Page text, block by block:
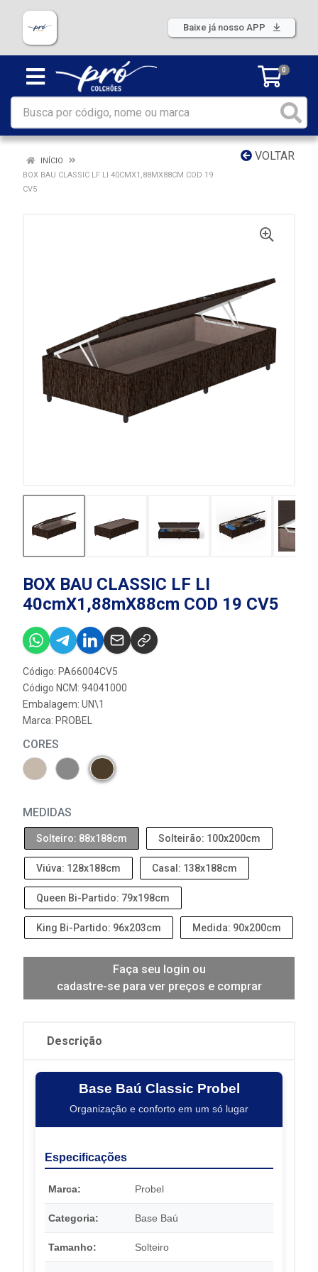
Baixe já nosso APP
0
VOLTAR
INÍCIO
BOX BAU CLASSIC LF LI 40CMX1,88MX88CM COD 19
CV5
BOX BAU CLASSIC LF LI
40cmX1,88mX88cm COD 19 CV5
Código: PA66004CV5
Código NCM: 94041000
Embalagem: UN\1
Marca: PROBEL
CORES
MEDIDAS
Solteiro: 88x188cm Solteirão: 100x200cm
Viúva: 128x188cm Casal: 138x188cm
Queen Bi-Partido: 79x198cm
King Bi-Partido: 96x203cm Medida: 90x200cm
Faça seu login ou
cadastre-se para ver preços e comprar
Descrição
Base Baú Classic Probel
Organização e conforto em um só lugar
Especificações
Marca: Probel
Categoria: Base Baú
Tamanho: Solteiro